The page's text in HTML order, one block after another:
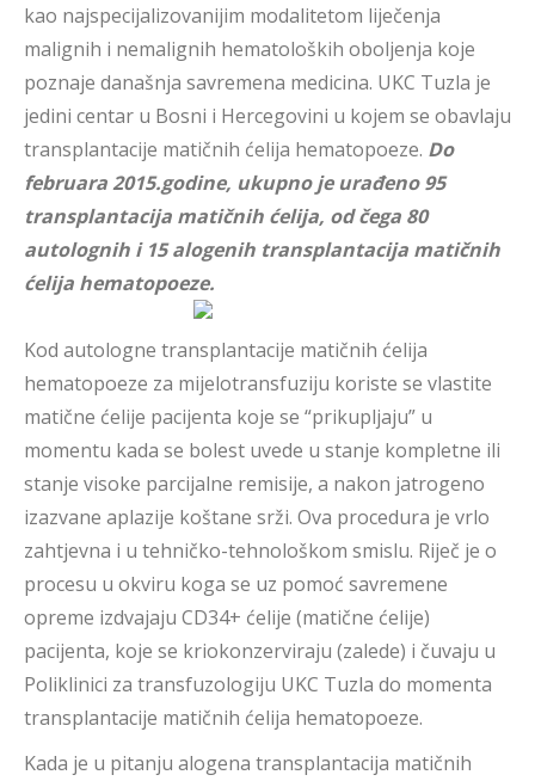
kao najspecijalizovanijim modalitetom liječenja
malignih i nemalignih hematoloških oboljenja koje
poznaje današnja savremena medicina. UKC Tuzla je
jedini centar u Bosni i Hercegovini u kojem se obavlaju
transplantacije matičnih ćelija hematopoeze. Do
februara 2015.godine, ukupno je urađeno 95
transplantacija matičnih ćelija, od čega 80
autolognih i 15 alogenih transplantacija matičnih
ćelija hematopoeze.
Kod autologne transplantacije matičnih ćelija
hematopoeze za mijelotransfuziju koriste se vlastite
matične ćelije pacijenta koje se “prikupljaju” u
momentu kada se bolest uvede u stanje kompletne ili
stanje visoke parcijalne remisije, a nakon jatrogeno
izazvane aplazije koštane srži. Ova procedura je vrlo
zahtjevna i u tehničko-tehnološkom smislu. Riječ je o
procesu u okviru koga se uz pomoć savremene
opreme izdvajaju CD34+ ćelije (matične ćelije)
pacijenta, koje se kriokonzerviraju (zalede) i čuvaju u
Poliklinici za transfuzologiju UKC Tuzla do momenta
transplantacije matičnih ćelija hematopoeze.
Kada je u pitanju alogena transplantacija matičnih